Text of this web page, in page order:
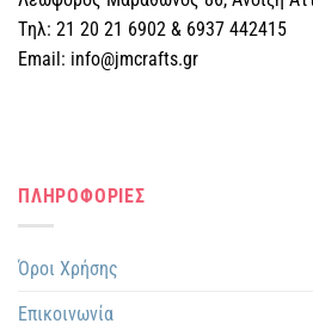
Tηλ: 21 20 21 6902 & 6937 442415
Email: info@jmcrafts.gr
ΠΛΗΡΟΦΟΡΙΕΣ
Όροι Χρήσης
Επικοινωνία